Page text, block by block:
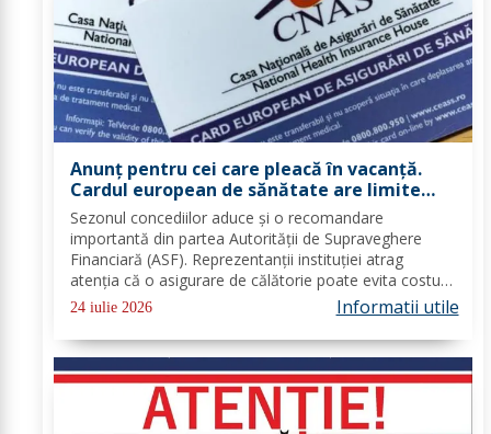
Anunț pentru cei care pleacă în vacanță.
Cardul european de sănătate are limite
importante. Greșeala care te poate costa
mii de euro
Sezonul concediilor aduce și o recomandare
importantă din partea Autorității de Supraveghere
Financiară (ASF). Reprezentanții instituției atrag
atenția că o asigurare de călătorie poate evita costuri
uriașe în cazul unor probleme medicale, al anulării
24 iulie 2026 Informatii utile